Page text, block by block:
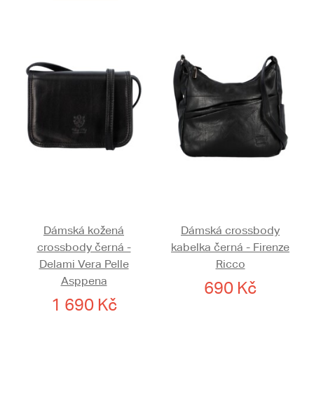
Dámská kožená
crossbody černá -
Delami Vera Pelle
Asppena
1 690 Kč
Dámská crossbody
kabelka černá - Firenze
Ricco
690 Kč